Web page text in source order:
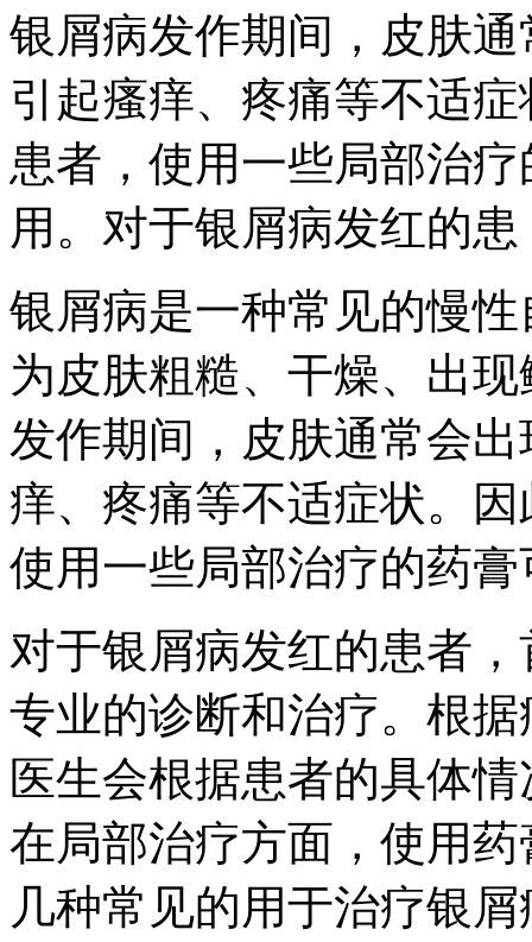
银屑病发作期间，皮肤
引起瘙痒、疼痛等不适
患者，使用一些局部治
用。对于银屑病发红的患
银屑病是一种常见的慢
为皮肤粗糙、干燥、出
发作期间，皮肤通常会
痒、疼痛等不适症状。
使用一些局部治疗的药
对于银屑病发红的患者
专业的诊断和治疗。根
医生会根据患者的具体
在局部治疗方面，使用
几种常见的用于治疗银